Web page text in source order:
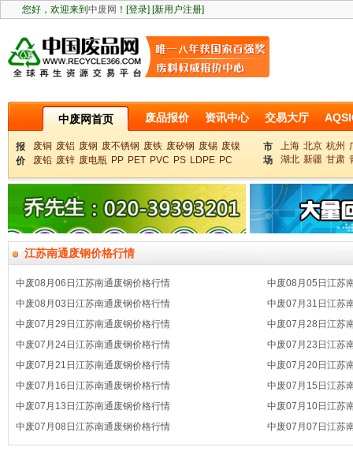
您好，欢迎来到 中废网 ！ [登录] [新用户注册]
中废网首页 废品报价 资讯中心 交易大厅
报
价
废铜 废铝 废钢 废不锈钢 废铁 废矽钢 废锡 废镍
废铅 废锌 废电瓶 PP PET PVC PS LDPE PC
市
场
上海 北京 杭州
湖北 新疆 甘肃
江苏南通废钢价格行情
中废08月06日江苏南通废钢价格行情
中废08月05日江苏
中废08月03日江苏南通废钢价格行情
中废07月31日江苏
中废07月29日江苏南通废钢价格行情
中废07月28日江苏
中废07月24日江苏南通废钢价格行情
中废07月23日江苏
中废07月21日江苏南通废钢价格行情
中废07月20日江苏
中废07月16日江苏南通废钢价格行情
中废07月15日江苏
中废07月13日江苏南通废钢价格行情
中废07月10日江苏
中废07月08日江苏南通废钢价格行情
中废07月07日江苏